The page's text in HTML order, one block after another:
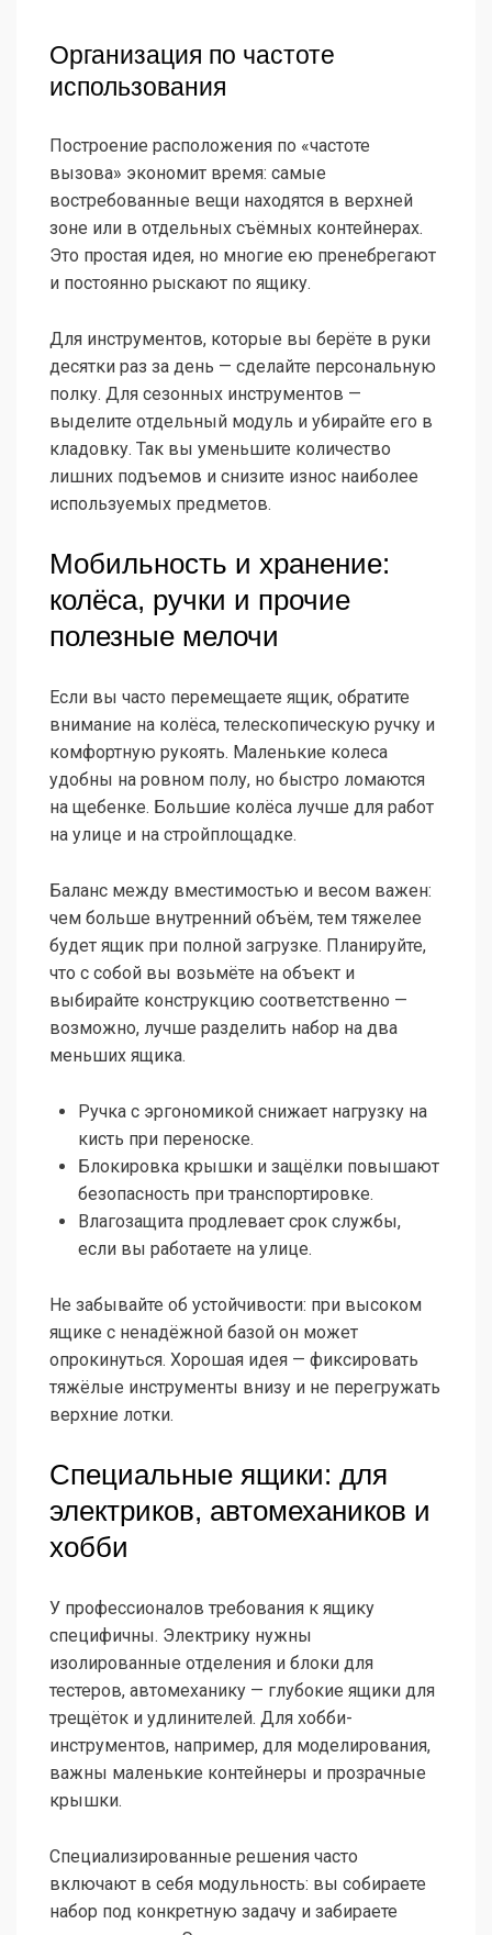
Организация по частоте
использования
Построение расположения по «частоте
вызова» экономит время: самые
востребованные вещи находятся в верхней
зоне или в отдельных съёмных контейнерах.
Это простая идея, но многие ею пренебрегают
и постоянно рыскают по ящику.
Для инструментов, которые вы берёте в руки
десятки раз за день — сделайте персональную
полку. Для сезонных инструментов —
выделите отдельный модуль и убирайте его в
кладовку. Так вы уменьшите количество
лишних подъемов и снизите износ наиболее
используемых предметов.
Мобильность и хранение:
колёса, ручки и прочие
полезные мелочи
Если вы часто перемещаете ящик, обратите
внимание на колёса, телескопическую ручку и
комфортную рукоять. Маленькие колеса
удобны на ровном полу, но быстро ломаются
на щебенке. Большие колёса лучше для работ
на улице и на стройплощадке.
Баланс между вместимостью и весом важен:
чем больше внутренний объём, тем тяжелее
будет ящик при полной загрузке. Планируйте,
что с собой вы возьмёте на объект и
выбирайте конструкцию соответственно —
возможно, лучше разделить набор на два
меньших ящика.
Ручка с эргономикой снижает нагрузку на
кисть при переноске.
Блокировка крышки и защёлки повышают
безопасность при транспортировке.
Влагозащита продлевает срок службы,
если вы работаете на улице.
Не забывайте об устойчивости: при высоком
ящике с ненадёжной базой он может
опрокинуться. Хорошая идея — фиксировать
тяжёлые инструменты внизу и не перегружать
верхние лотки.
Специальные ящики: для
электриков, автомехаников и
хобби
У профессионалов требования к ящику
специфичны. Электрику нужны
изолированные отделения и блоки для
тестеров, автомеханику — глубокие ящики для
трещёток и удлинителей. Для хобби-
инструментов, например, для моделирования,
важны маленькие контейнеры и прозрачные
крышки.
Специализированные решения часто
включают в себя модульность: вы собираете
набор под конкретную задачу и забираете